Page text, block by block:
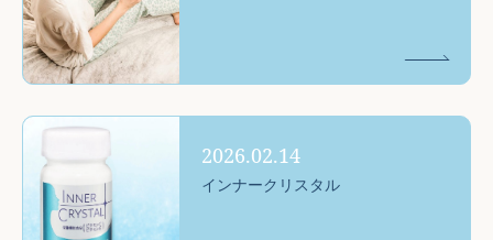
2026.02.14
インナークリスタル